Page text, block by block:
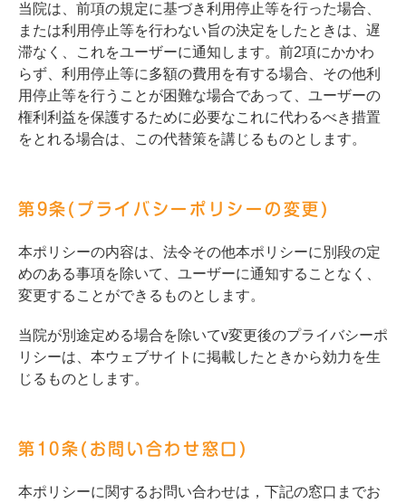
当院は、前項の規定に基づき利用停止等を行った場合、
または利用停止等を行わない旨の決定をしたときは、遅
滞なく、これをユーザーに通知します。前2項にかかわ
らず、利用停止等に多額の費用を有する場合、その他利
用停止等を行うことが困難な場合であって、ユーザーの
権利利益を保護するために必要なこれに代わるべき措置
をとれる場合は、この代替策を講じるものとします。
第9条(プライバシーポリシーの変更)
本ポリシーの内容は、法令その他本ポリシーに別段の定
めのある事項を除いて、ユーザーに通知することなく、
変更することができるものとします。
当院が別途定める場合を除いてv変更後のプライバシーポ
リシーは、本ウェブサイトに掲載したときから効力を生
じるものとします。
第10条(お問い合わせ窓口)
本ポリシーに関するお問い合わせは，下記の窓口までお